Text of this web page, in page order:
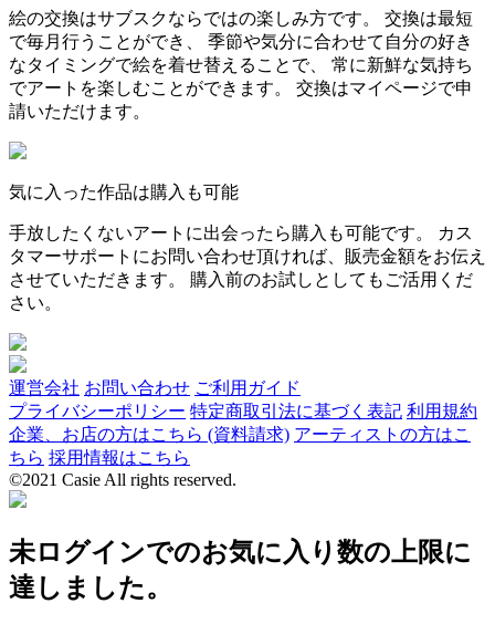
絵の交換はサブスクならではの楽しみ方です。 交換は最短
で毎月行うことができ、 季節や気分に合わせて自分の好き
なタイミングで絵を着せ替えることで、 常に新鮮な気持ち
でアートを楽しむことができます。 交換はマイページで申
請いただけます。
気に入った作品は購入も可能
手放したくないアートに出会ったら購入も可能です。 カス
タマーサポートにお問い合わせ頂ければ、販売金額をお伝え
させていただきます。 購入前のお試しとしてもご活用くだ
さい。
運営会社 お問い合わせ ご利用ガイド
プライバシーポリシー 特定商取引法に基づく表記 利用規約
企業、お店の方はこちら (資料請求) アーティストの方はこ
ちら 採用情報はこちら
©2021 Casie All rights reserved.
未ログインでのお気に入り数の上限に
達しました。